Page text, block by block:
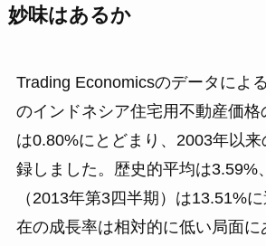
妙味はあるか
Trading Economicsのデータによ
のインドネシア住宅用不動産価
は0.80%にとどまり、2003年以
録しました。歴史的平均は3.59%
（2013年第3四半期）は13.51%
在の成長率は相対的に低い局面